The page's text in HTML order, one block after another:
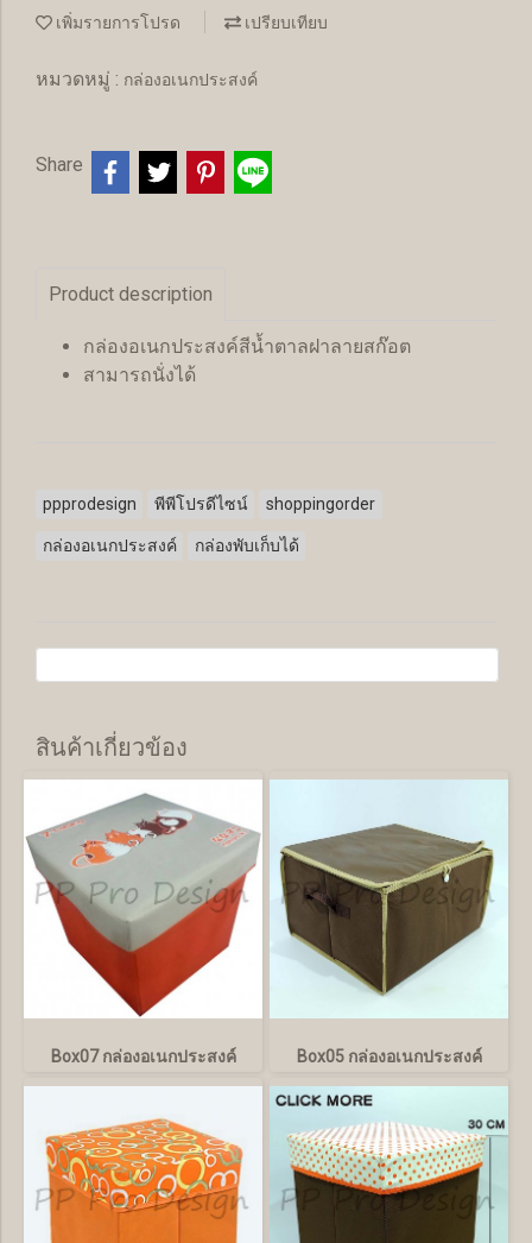
เพิ่มรายการโปรด เปรียบเทียบ
หมวดหมู่ : กล่องอเนกประสงค์
Share
Product description
กล่องอเนกประสงค์สีน้ำตาลฝาลายสก๊อต
สามารถนั่งได้
ppprodesign พีพีโปรดีไซน์ shoppingorder
กล่องอเนกประสงค์ กล่องพับเก็บได้
สินค้าเกี่ยวข้อง
Box07 กล่องอเนกประสงค์ Box05 กล่องอเนกประสงค์